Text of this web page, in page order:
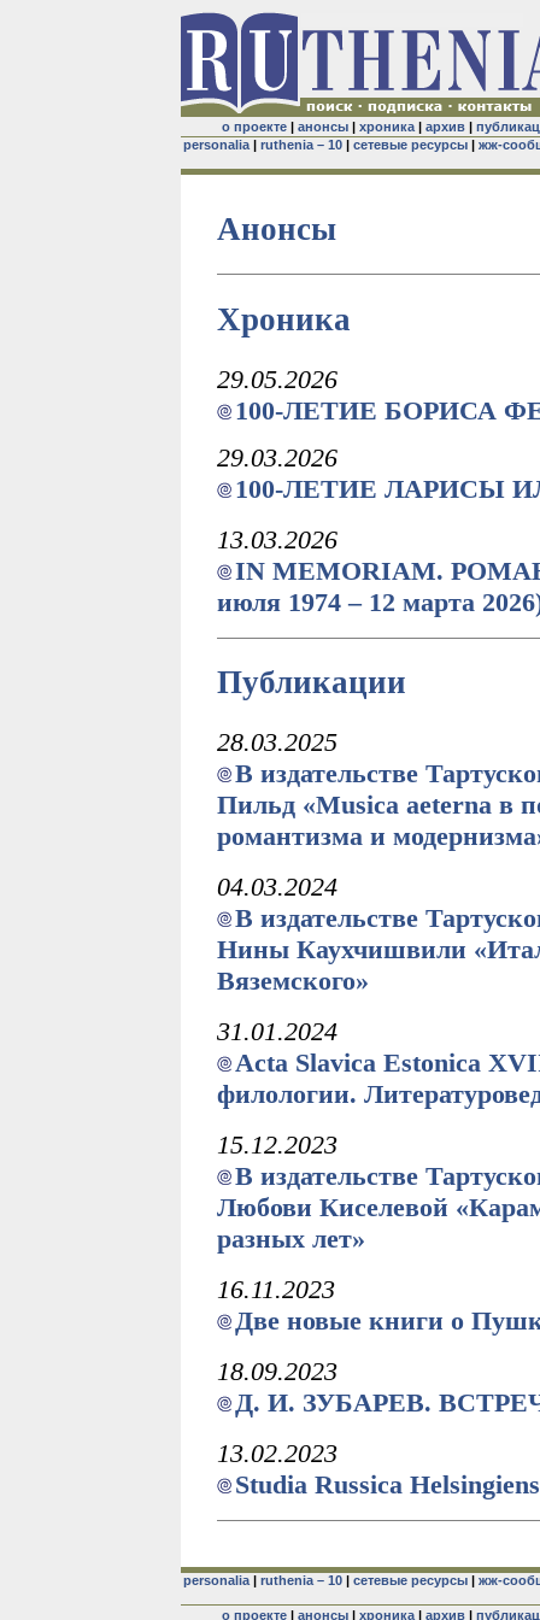
о проекте| анонсы| хроника| архив|
personalia| ruthenia – 10| сетевые ресурсы| жж-
Анонсы
Хроника
29.05.2026
100-ЛЕТИЕ БОРИСА
29.03.2026
100-ЛЕТИЕ ЛАРИСЫ
13.03.2026
IN MEMORIAM.
июля 1974 – 12 марта
Публикации
28.03.2025
В издательстве
Пильд «Musica aeterna в
романтизма и
04.03.2024
В издательстве
Нины Каухчишвили
Вяземского»
31.01.2024
Acta Slavica Estonica
филологии.
15.12.2023
В издательстве
Любови Киселевой
разных лет»
16.11.2023
Две новые книги о
18.09.2023
Д. И. ЗУБАРЕВ.
13.02.2023
Studia Russica
personalia| ruthenia – 10| сетевые ресурсы| жж-
о проекте| анонсы| хроника| архив|